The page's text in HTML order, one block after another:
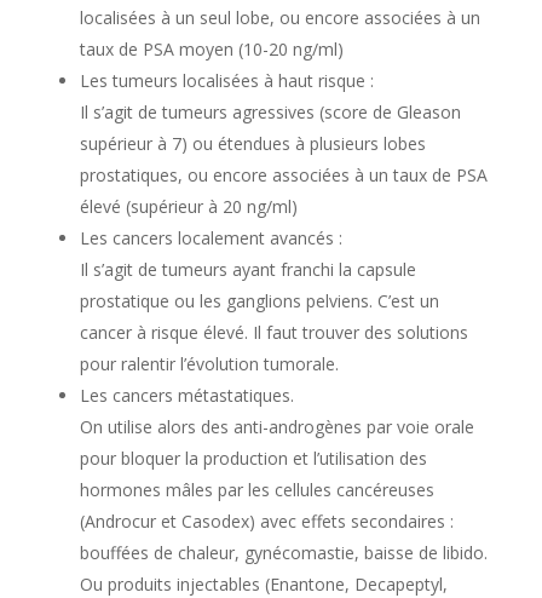
localisées à un seul lobe, ou encore associées à un
taux de PSA moyen (10-20 ng/ml)
Les tumeurs localisées à haut risque :
Il s’agit de tumeurs agressives (score de Gleason
supérieur à 7) ou étendues à plusieurs lobes
prostatiques, ou encore associées à un taux de PSA
élevé (supérieur à 20 ng/ml)
Les cancers localement avancés :
Il s’agit de tumeurs ayant franchi la capsule
prostatique ou les ganglions pelviens. C’est un
cancer à risque élevé. Il faut trouver des solutions
pour ralentir l’évolution tumorale.
Les cancers métastatiques.
On utilise alors des anti-androgènes par voie orale
pour bloquer la production et l’utilisation des
hormones mâles par les cellules cancéreuses
(Androcur et Casodex) avec effets secondaires :
bouffées de chaleur, gynécomastie, baisse de libido.
Ou produits injectables (Enantone, Decapeptyl,